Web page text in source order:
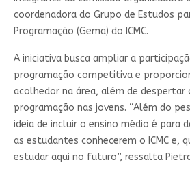
coordenadora do Grupo de Estudos
Programação (Gema) do ICMC.
A iniciativa busca ampliar a
programação competitiva e
acolhedor na área, além de despertar
programação nas jovens. “Além do
ideia de incluir o ensino médio é para
as estudantes conhecerem o ICMC e,
estudar aqui no futuro”, ressalta